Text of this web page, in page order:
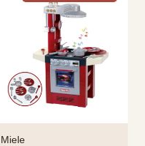
Miele